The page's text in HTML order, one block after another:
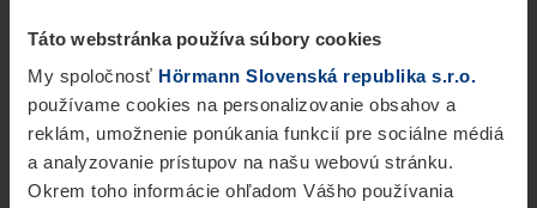
Táto webstránka používa súbory cookies
My spoločnosť Hörmann Slovenská republika s.r.o.
používame cookies na personalizovanie obsahov a
reklám, umožnenie ponúkania funkcií pre sociálne médiá
a analyzovanie prístupov na našu webovú stránku.
Okrem toho informácie ohľadom Vášho používania